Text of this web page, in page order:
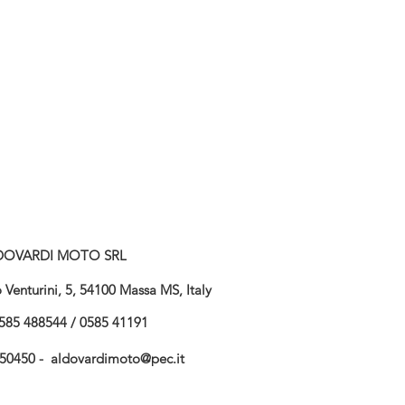
MOTO SRL
5, 54100 Massa MS, Italy
488544 / 0585 41191
- aldovardimoto@pec.it